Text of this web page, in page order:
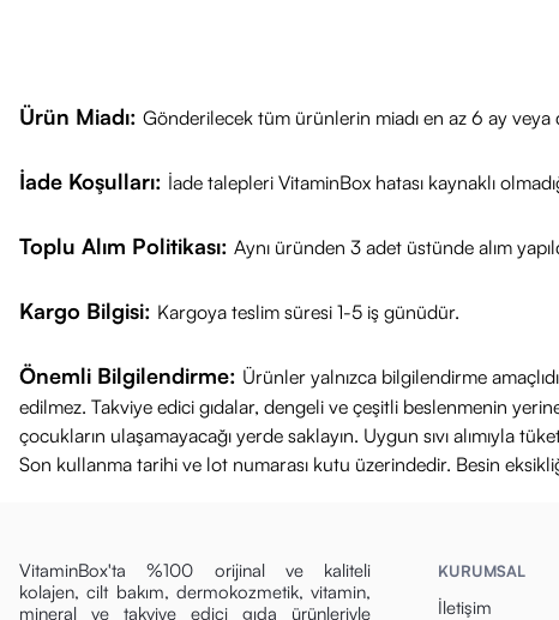
Sağlıklı günler
Ürün Miadı: Gönderilecek tüm ürünlerin miadı en az 6 ay veya
İade Koşulları: İade talepleri VitaminBox hatası kaynaklı
Toplu Alım Politikası: Aynı üründen 3 adet üstünde alım
Kargo Bilgisi: Kargoya teslim süresi 1-5 iş günüdür.
Önemli Bilgilendirme: Ürünler yalnızca bilgilendirme
edilmez. Takviye edici gıdalar, dengeli ve çeşitli beslenmenin
çocukların ulaşamayacağı yerde saklayın. Uygun sıvı alımıyla
Son kullanma tarihi ve lot numarası kutu üzerindedir. Besin
VitaminBox'ta %100 orijinal ve kaliteli
kolajen, cilt bakım, dermokozmetik, vitamin,
mineral ve takviye edici gıda ürünleriyle
KURUMSAL
İletişim